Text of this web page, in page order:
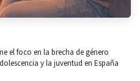
el foco en la brecha de género
y la juventud en España